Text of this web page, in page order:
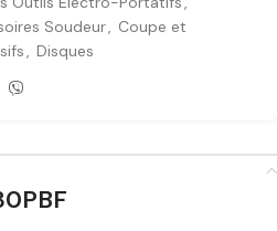
Soudeur, Coupe et
, Disques